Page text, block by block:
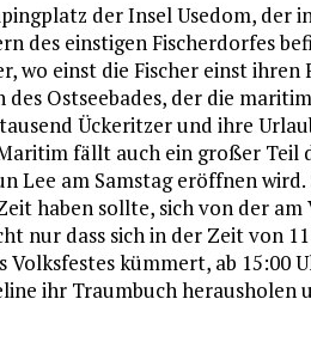
der Insel Usedom, der
des einstigen Fischerdorfes
wo einst die Fischer einst ihren
Ostseebades, der die
Ückeritzer und ihre
fällt auch ein großer Teil
Lee am Samstag eröffnen
haben sollte, sich von der am
nur dass sich in der Zeit von
kümmert, ab 15:00
ihr Traumbuch herausholen